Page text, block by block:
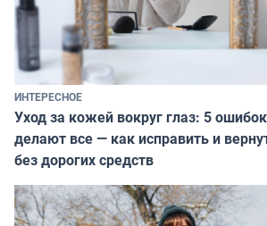
ИНТЕРЕСНОЕ
Уход за кожей вокруг глаз: 5
делают все — как исправить и
без дорогих средств